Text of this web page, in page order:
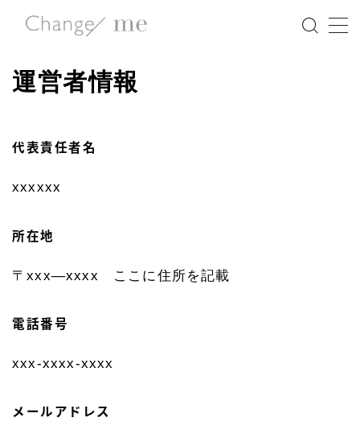
Change/meの想い
講師紹介
マガジン
運営者情報
代表責任者名
xxxxxx
所在地
〒xxx―xxxx ここに住所を記載
電話番号
xxx-xxxx-xxxx
メールアドレス